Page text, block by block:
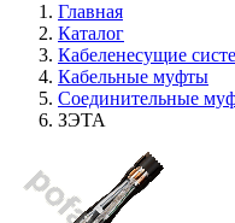
Главная
Каталог
Кабеленесущие
Кабельные муфты
Соединительные
ЗЭТА